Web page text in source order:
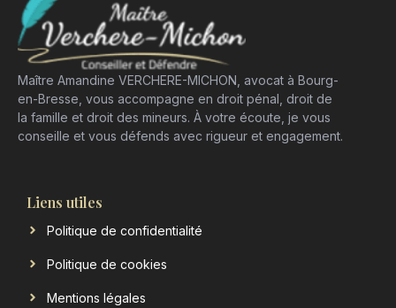
Maître Amandine VERCHERE-MICHON, avocat à Bourg-
en-Bresse, vous accompagne en droit pénal, droit de
la famille et droit des mineurs. À votre écoute, je vous
conseille et vous défends avec rigueur et engagement.
Liens utiles
Politique de confidentialité
Politique de cookies
Mentions légales